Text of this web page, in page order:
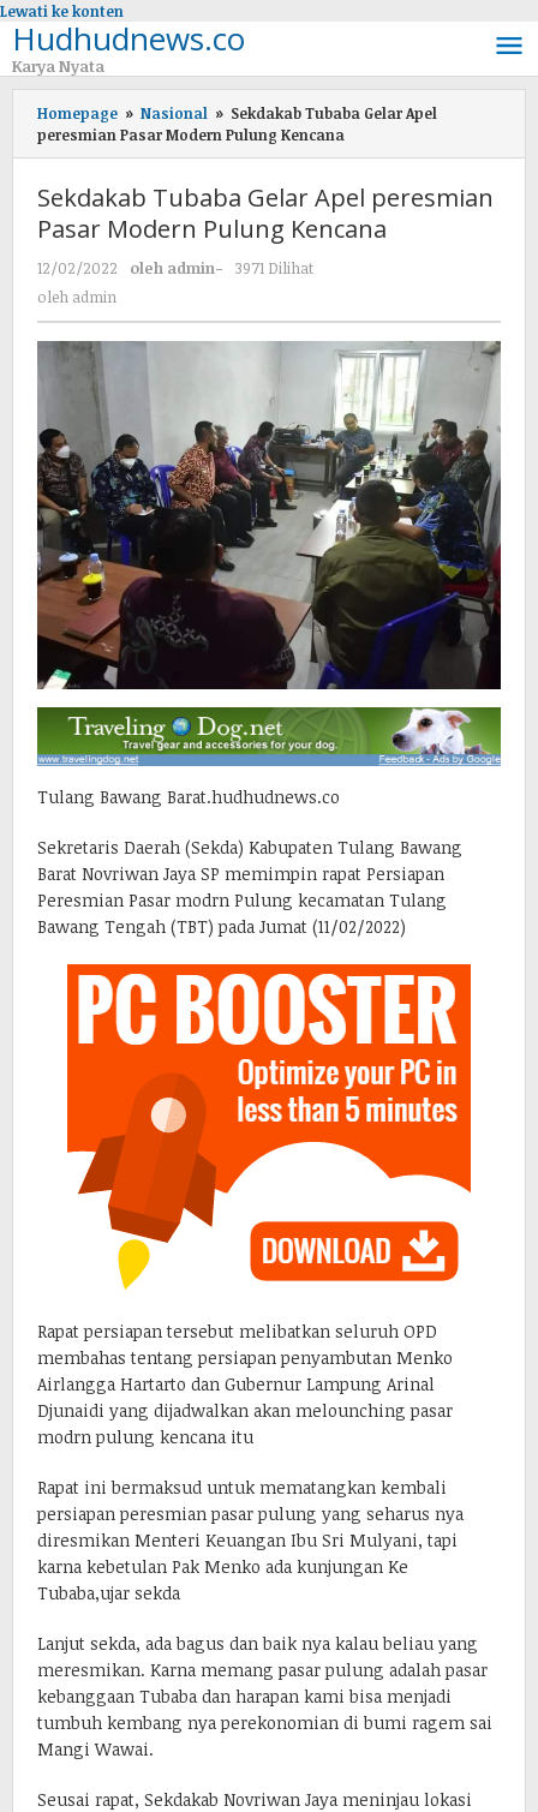
Lewati ke konten
Hudhudnews.co
Karya Nyata
Homepage » Nasional » Sekdakab Tubaba Gelar Apel
peresmian Pasar Modern Pulung Kencana
Sekdakab Tubaba Gelar Apel peresmian
Pasar Modern Pulung Kencana
12/02/2022 oleh admin-
3971 Dilihat
oleh admin
Tulang Bawang Barat.hudhudnews.co
Sekretaris Daerah (Sekda) Kabupaten Tulang Bawang
Barat Novriwan Jaya SP memimpin rapat Persiapan
Peresmian Pasar modrn Pulung kecamatan Tulang
Bawang Tengah (TBT) pada Jumat (11/02/2022)
Rapat persiapan tersebut melibatkan seluruh OPD
membahas tentang persiapan penyambutan Menko
Airlangga Hartarto dan Gubernur Lampung Arinal
Djunaidi yang dijadwalkan akan melounching pasar
modrn pulung kencana itu
Rapat ini bermaksud untuk mematangkan kembali
persiapan peresmian pasar pulung yang seharus nya
diresmikan Menteri Keuangan Ibu Sri Mulyani, tapi
karna kebetulan Pak Menko ada kunjungan Ke
Tubaba,ujar sekda
Lanjut sekda, ada bagus dan baik nya kalau beliau yang
meresmikan. Karna memang pasar pulung adalah pasar
kebanggaan Tubaba dan harapan kami bisa menjadi
tumbuh kembang nya perekonomian di bumi ragem sai
Mangi Wawai.
Seusai rapat, Sekdakab Novriwan Jaya meninjau lokasi